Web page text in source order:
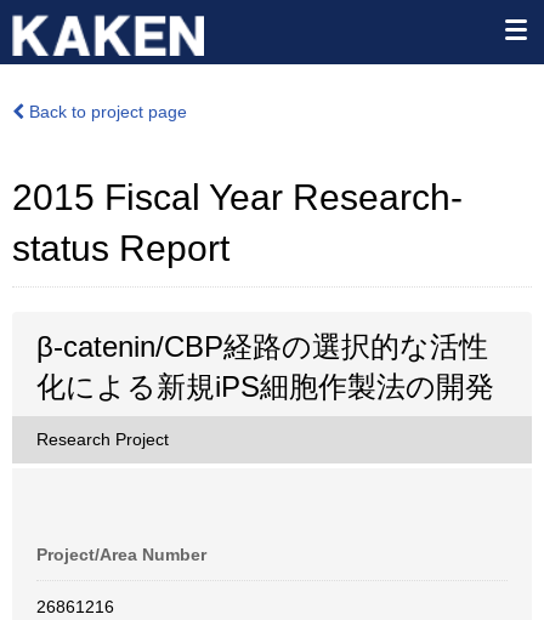
Back to project page
2015 Fiscal Year Research-
status Report
β-catenin/CBP経路の選択的な活性
化による新規iPS細胞作製法の開発
Research Project
Project/Area Number
26861216